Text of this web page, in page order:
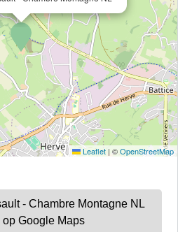
Leaflet | ©OpenStreetMap
- Chambre Montagne NL
op Google Maps